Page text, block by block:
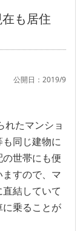
も居住
公開日：2019/9
れたマンショ
同じ建物に
世帯にも便
すので、マ
結していて
乗ることが